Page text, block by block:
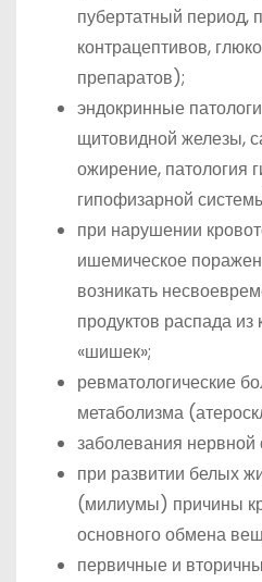
пубертатный период,
контрацептивов,
препаратов);
эндокринные
щитовидной железы,
ожирение, патология
гипофизарной
при нарушении
ишемическое
возникать
продуктов распада
«шишек»;
ревматологические
метаболизма
заболевания нервной
при развитии белых
(милиумы) причины
основного обмена
первичные и